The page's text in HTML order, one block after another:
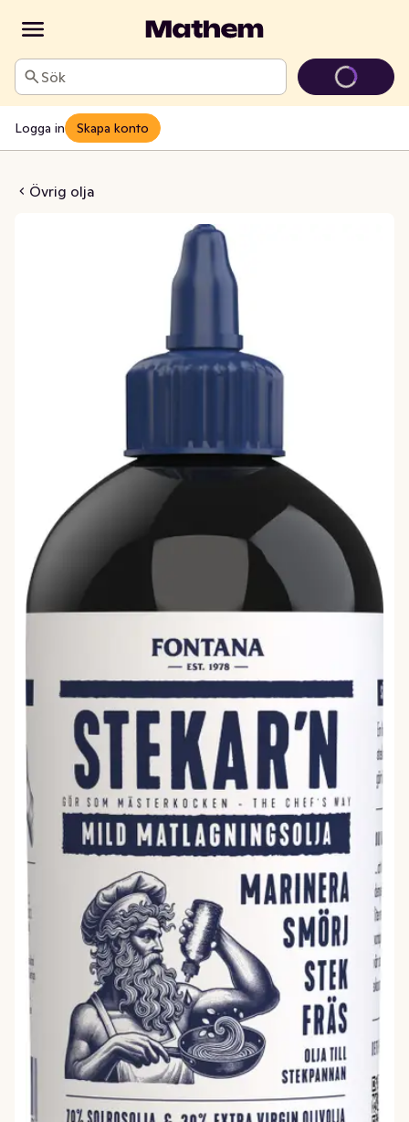
Sök
Logga in Skapa konto
Övrig olja
Stekar´n Mild